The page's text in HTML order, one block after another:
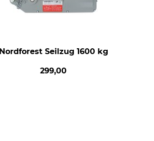
Nordforest Seilzug 1600 kg
299,00